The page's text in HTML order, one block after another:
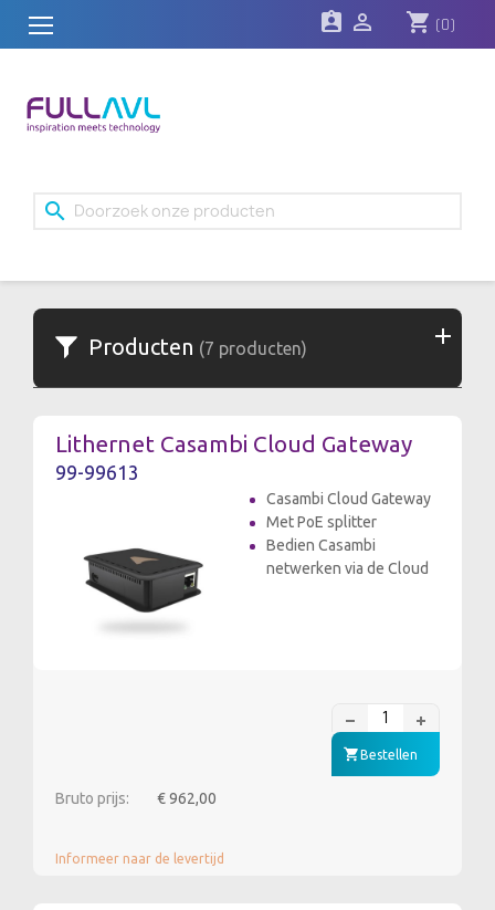
shopping_cart (0)
assignment_ind 
search
Producten (7 producten)
Lithernet Casambi Cloud Gateway
99-99613
Casambi Cloud Gateway
Met PoE splitter
Bedien Casambi
netwerken via de Cloud
Bestellen
Bruto prijs: € 962,00
Informeer naar de levertijd